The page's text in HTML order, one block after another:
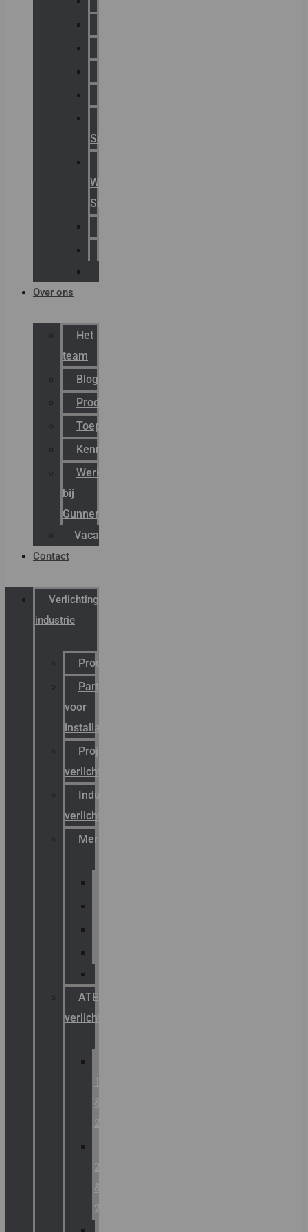
Signaling
Warning
Signals
Over ons
Het
team
Blog
Productnieuws
Toepassingen
Kenniscentrum
Werken
bij
Gunneman
Vacatures
Contact
Verlichting
industrie
Productcatalogus
Partner
voor
installateurs
Projectreferenties
verlichting
Industriële
verlichting
Merken
ATEX
verlichting
1
&
2
21
&
22